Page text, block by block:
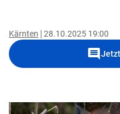
Kärnten 28.10.2025 19:00
comment